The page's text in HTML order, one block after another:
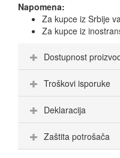
Napomena:
Za kupce iz Srbije
Za kupce iz
Dostupnost
Troškovi isporuke
Deklaracija
Zaštita potrošača